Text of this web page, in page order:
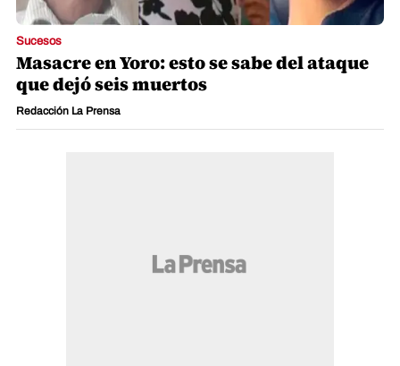
Sucesos
Masacre en Yoro: esto se sabe del ataque
que dejó seis muertos
Redacción La Prensa